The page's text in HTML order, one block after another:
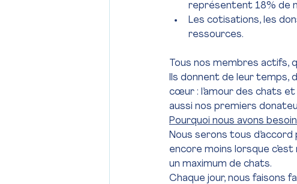
représentent 18% de
Les cotisations, les
ressources.
Tous nos membres actifs,
Ils donnent de leur
cœur : l’amour des chats
aussi nos premiers
Pourquoi nous avons
Nous serons tous
encore moins lorsque
un maximum de chats.
Chaque jour, nous faisons